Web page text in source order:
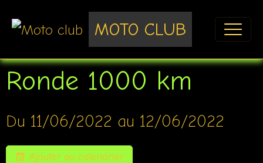
MOTO CLUB
Ronde 1000 km
Du 11/06/2022 au 12/06/2022
Ajouter au calendrier